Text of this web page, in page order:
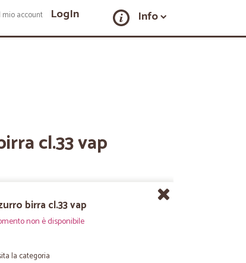
LogIn Info
cl.33 vap
birra cl.33 vap
non è disponibile
la categoria